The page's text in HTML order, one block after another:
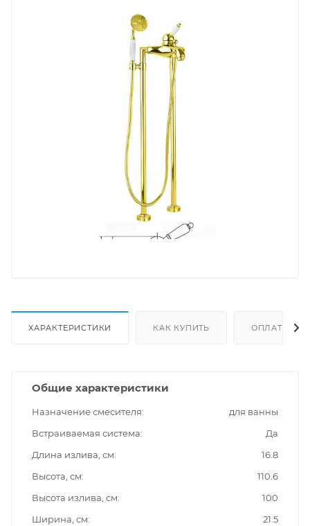
ХАРАКТЕРИСТИКИ КАК КУПИТЬ ОПЛАТА
Общие характеристики
Назначение смесителя
для ванны
Встраиваемая система
Да
Длина излива, см
16.8
Высота, см
110.6
Высота излива, см
100
Ширина, см
21.5